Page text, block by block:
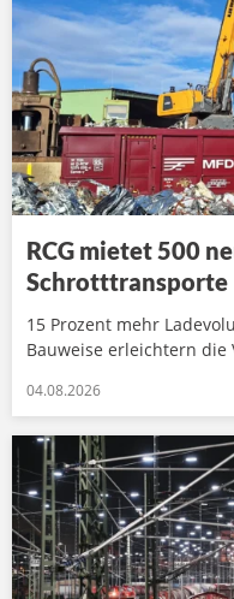
RCG mietet 500
Schrotttransporte
15 Prozent mehr
Bauweise erleichtern
04.08.2026